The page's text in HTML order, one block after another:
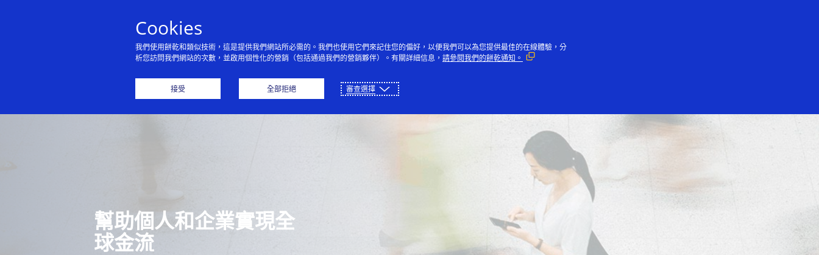
個人 企業 創新者 大眾
概述 能力
幫助個人和企業實現全
球金流
Cookies
我們使用餅乾和類似技術，這是提供我們網站所必需的。我們也使用它們來記住您的偏好，以便我們可以為您提供最佳的在線體驗，分
析您訪問我們網站的次數，並啟用個性化的營銷（包括通過我們的營銷夥伴）。有關詳細信息， 請參閱我們的餅乾通知。
接受 全部拒絕 審查選擇